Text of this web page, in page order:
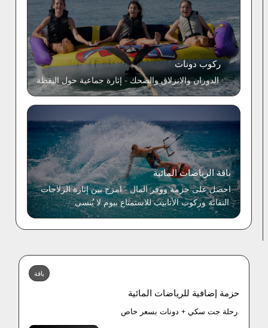
ركوب دونات
الدوران والانزلاق والضحك - إثارة جماعية حول اليقظة.
باقة الرياضات المائية
احصل على حزمة ووفر المال - امزج بين إثارة الزلاجات
النفاثة وركوب الأنابيب للاستمتاع بيوم لا يُنسى.
باقة
حزمة إضافية للرياضات المائية
رحلة جت سكي + دونات بسعر خاص.